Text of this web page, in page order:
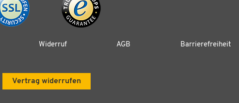
Widerruf AGB Barrierefreiheit
Vertrag widerrufen